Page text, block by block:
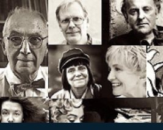
Skip
to
content